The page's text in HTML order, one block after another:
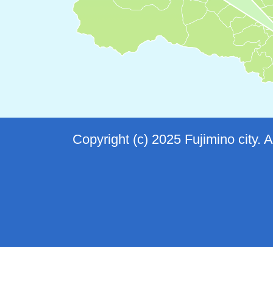
Copyright (c) 2025 Fujimino city.